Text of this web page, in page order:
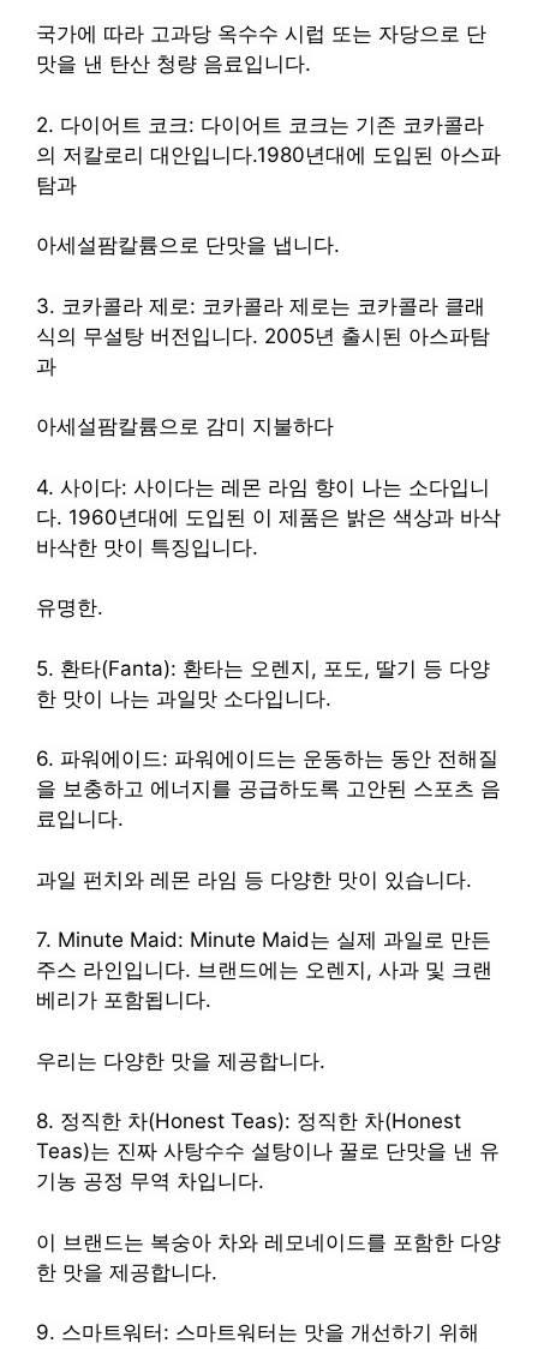
국가에 따라 고과당 옥수수 시럽 또는 자당으로 단
맛을 낸 탄산 청량 음료입니다.
2. 다이어트 코크: 다이어트 코크는 기존 코카콜라
의 저칼로리 대안입니다.1980년대에 도입된 아스파
탐과
아세설팜칼륨으로 단맛을 냅니다.
3. 코카콜라 제로: 코카콜라 제로는 코카콜라 클래
식의 무설탕 버전입니다. 2005년 출시된 아스파탐
과
아세설팜칼륨으로 감미 지불하다
4. 사이다: 사이다는 레몬 라임 향이 나는 소다입니
다. 1960년대에 도입된 이 제품은 밝은 색상과 바삭
바삭한 맛이 특징입니다.
유명한.
5. 환타(Fanta): 환타는 오렌지, 포도, 딸기 등 다양
한 맛이 나는 과일맛 소다입니다.
6. 파워에이드: 파워에이드는 운동하는 동안 전해질
을 보충하고 에너지를 공급하도록 고안된 스포츠 음
료입니다.
과일 펀치와 레몬 라임 등 다양한 맛이 있습니다.
7. Minute Maid: Minute Maid는 실제 과일로 만든
주스 라인입니다. 브랜드에는 오렌지, 사과 및 크랜
베리가 포함됩니다.
우리는 다양한 맛을 제공합니다.
8. 정직한 차(Honest Teas): 정직한 차(Honest
Teas)는 진짜 사탕수수 설탕이나 꿀로 단맛을 낸 유
기농 공정 무역 차입니다.
이 브랜드는 복숭아 차와 레모네이드를 포함한 다양
한 맛을 제공합니다.
9. 스마트워터: 스마트워터는 맛을 개선하기 위해